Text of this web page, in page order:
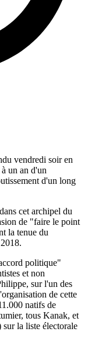
vendredi soir en
un an d'un
d'un long
cet archipel du
de "faire le point
la tenue du
politique"
et non
sur l'un des
de cette
natifs de
tous Kanak, et
la liste électorale